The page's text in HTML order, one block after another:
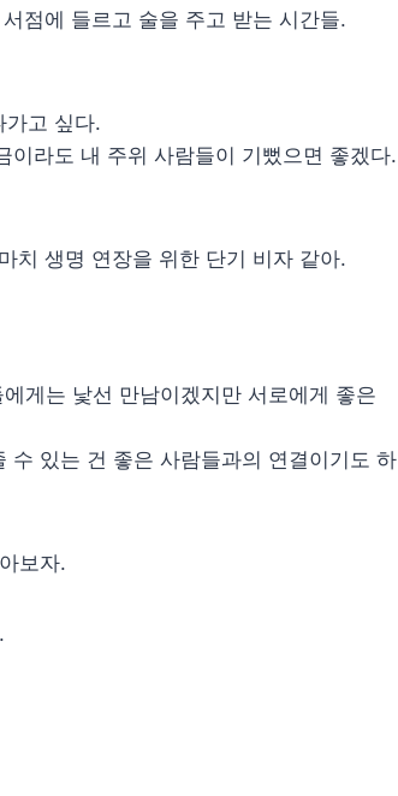
점에 들르고 술을 주고 받는 시간들.
가고 싶다.
라도 내 주위 사람들이 기뻤으면 좋겠다.
치 생명 연장을 위한 단기 비자 같아.
게는 낯선 만남이겠지만 서로에게 좋은
수 있는 건 좋은 사람들과의 연결이기도 하
보자.